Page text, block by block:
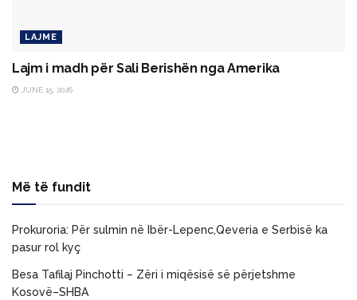
LAJME
Lajm i madh për Sali Berishën nga Amerika
JUNE 15, 2026
Më të fundit
Prokuroria: Për sulmin në Ibër-Lepenc,Qeveria e Serbisë ka
pasur rol kyç
Besa Tafilaj Pinchotti – Zëri i miqësisë së përjetshme
Kosovë–SHBA